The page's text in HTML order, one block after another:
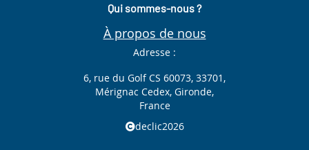
Qui sommes-nous ?
À propos de nous
Adresse :
6, rue du Golf CS 60073, 33701,
Mérignac Cedex, Gironde,
France
declic2026